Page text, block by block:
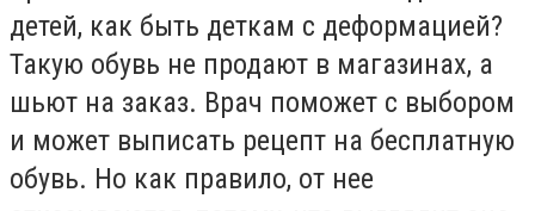
детей, как быть деткам с деформацией?
Такую обувь не продают в магазинах, а
шьют на заказ. Врач поможет с выбором
и может выписать рецепт на бесплатную
обувь. Но как правило, от нее